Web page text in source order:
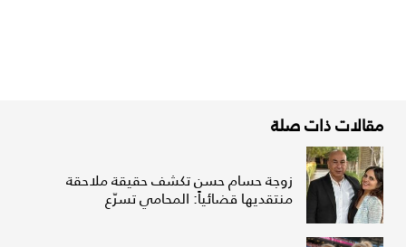
مقالات ذات صلة
زوجة حسام حسن تكشف حقيقة ملاحقة
منتقديها قضائياً: المحامي تسرّع